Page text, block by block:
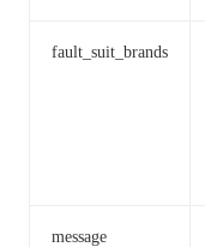
fault_suit_brands
message